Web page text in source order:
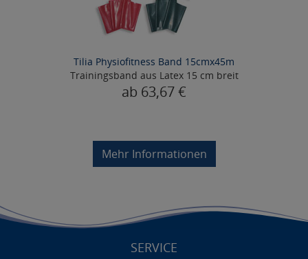
Tilia Physiofitness Band 15cmx45m
Trainingsband aus Latex 15 cm breit
ab 63,67 €
Mehr Informationen
SERVICE